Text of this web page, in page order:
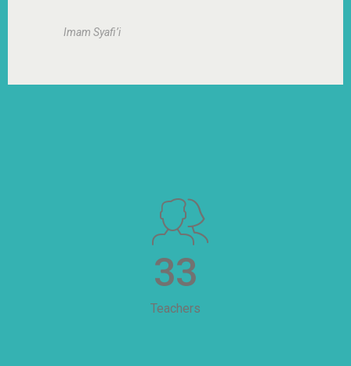
Imam Syafi’i
33
Teachers